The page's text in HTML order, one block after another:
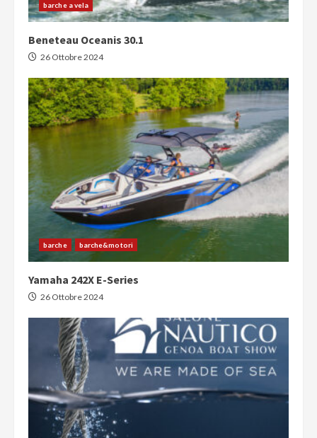
barche a vela
Beneteau Oceanis 30.1
26 Ottobre 2024
barche barche&motori
Yamaha 242X E-Series
26 Ottobre 2024